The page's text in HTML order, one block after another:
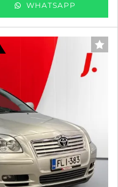
WHATSAPP